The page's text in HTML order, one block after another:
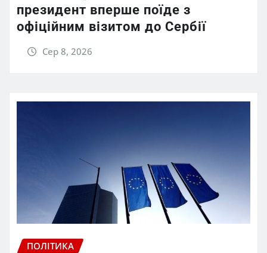
президент вперше поїде з
офіційним візитом до Сербії
Сер 8, 2026
ПОЛІТИКА